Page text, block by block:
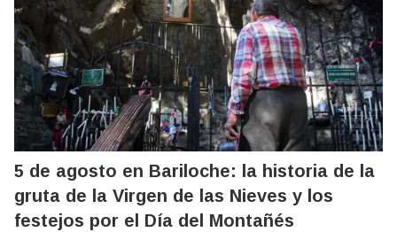
5 de agosto en Bariloche: la historia de la
gruta de la Virgen de las Nieves y los
festejos por el Día del Montañés